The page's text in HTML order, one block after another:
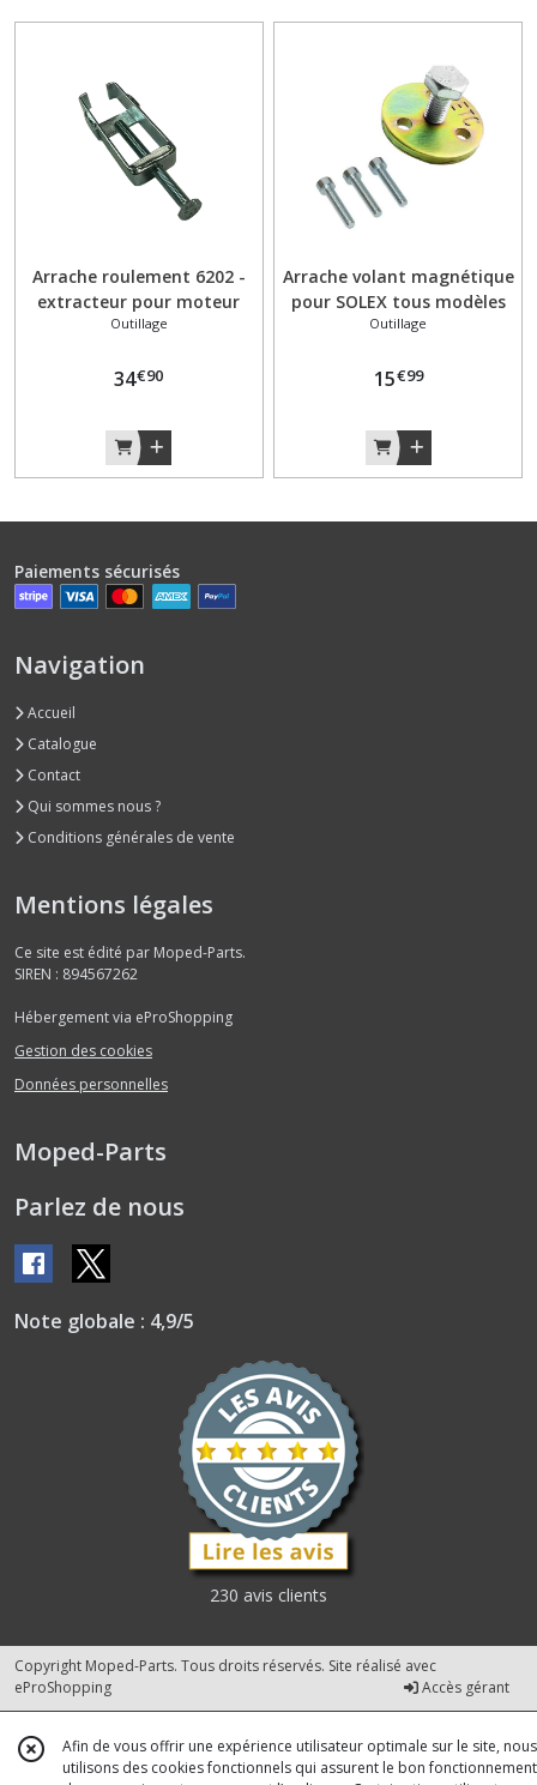
Arrache roulement 6202 -
extracteur pour moteur
Solex coté allumage
Outillage
34€90
Arrache volant magnétique
pour SOLEX tous modèles
Outillage
15€99
Paiements sécurisés
Navigation
Accueil
Catalogue
Contact
Qui sommes nous ?
Conditions générales de vente
Mentions légales
Ce site est édité par Moped-Parts.
SIREN : 894567262
Hébergement via eProShopping
Gestion des cookies
Données personnelles
Moped-Parts
Parlez de nous
Note globale : 4,9/5
230 avis clients
Copyright Moped-Parts. Tous droits réservés. Site réalisé avec
eProShopping
Accès gérant
Afin de vous offrir une expérience utilisateur optimale sur le site, nous
utilisons des cookies fonctionnels qui assurent le bon fonctionnement